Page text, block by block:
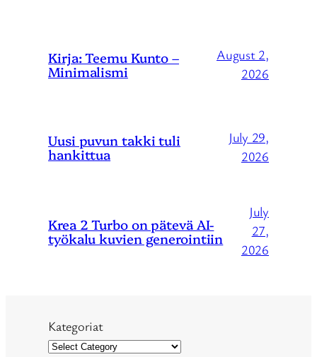
Kirja: Teemu Kunto –
Minimalismi
August 2,
2026
Uusi puvun takki tuli
hankittua
July 29,
2026
Krea 2 Turbo on pätevä AI-
työkalu kuvien generointiin
July
27,
2026
Kategoriat